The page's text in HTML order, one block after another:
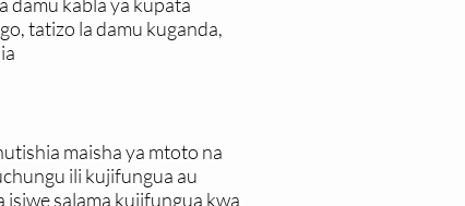
tatizo la damu kuganda,
maisha ya mtoto na
ili kujifungua au
salama kujifungua kwa